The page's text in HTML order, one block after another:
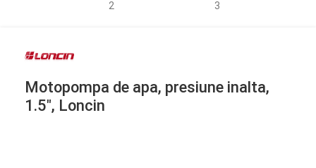
Motopompa de apa, presiune inalta,
1.5″, Loncin